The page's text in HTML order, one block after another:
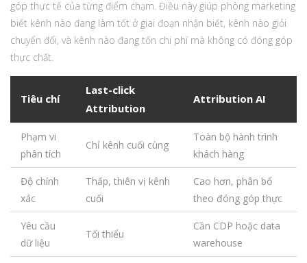
góp thực tế của từng điểm chạm. Điều này giúp phòng marketing
biết kênh nào đang làm tốt ở giai đoạn nhận biết, kênh nào giỏi
chuyển đổi, và kênh nào đang tốn chi phí mà không có đóng góp
thực chất.
Tiêu chí
Last-click
Attribution
Attribution AI
Phạm vi
phân tích
Chỉ kênh cuối cùng
Toàn bộ hành trình
khách hàng
Độ chính
xác
Thấp, thiên vị kênh
cuối
Cao hơn, phân bổ
theo đóng góp thực
Yêu cầu
dữ liệu
Tối thiểu
Cần CDP hoặc data
warehouse